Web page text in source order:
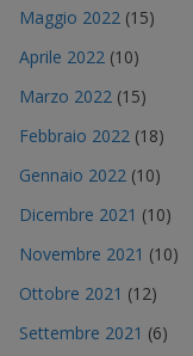
Maggio 2022 (15)
Aprile 2022 (10)
Marzo 2022 (15)
Febbraio 2022 (18)
Gennaio 2022 (10)
Dicembre 2021 (10)
Novembre 2021 (10)
Ottobre 2021 (12)
Settembre 2021 (6)